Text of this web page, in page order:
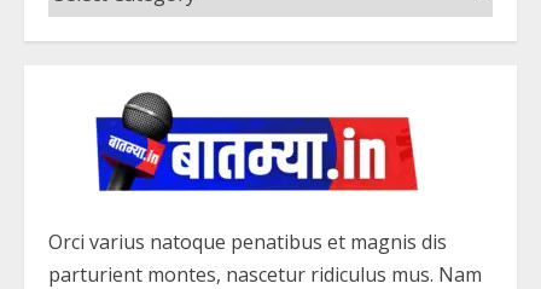
Orci varius natoque penatibus et magnis dis
parturient montes, nascetur ridiculus mus. Nam